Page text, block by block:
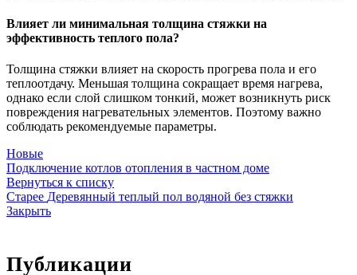
Влияет ли минимальная толщина стяжки на
эффективность теплого пола?
Толщина стяжки влияет на скорость прогрева пола и его
теплоотдачу. Меньшая толщина сокращает время нагрева,
однако если слой слишком тонкий, может возникнуть риск
повреждения нагревательных элементов. Поэтому важно
соблюдать рекомендуемые параметры.
Новые
Подключение котлов отопления в частном доме
Вернуться к списку
Старее Деревянный теплый пол водяной без стяжки
Закрыть
Публикации